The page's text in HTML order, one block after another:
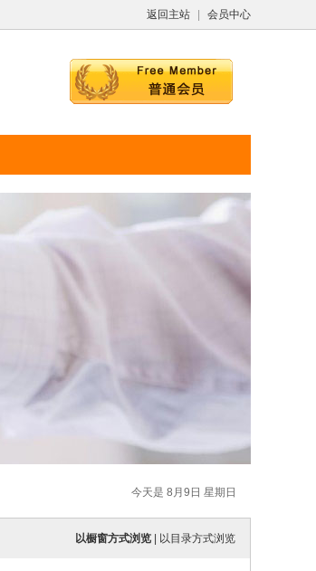
返回主站 会员中心
今天是 8月9日 星期日
以橱窗方式浏览 以目录方式浏览